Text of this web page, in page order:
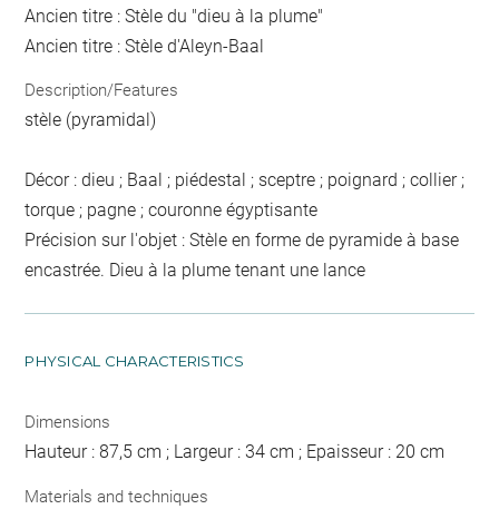
Ancien titre : Stèle du "dieu à la plume"
Ancien titre : Stèle d'Aleyn-Baal
Description/Features
stèle (pyramidal)
Décor : dieu ; Baal ; piédestal ; sceptre ; poignard ; collier ;
torque ; pagne ; couronne égyptisante
Précision sur l'objet : Stèle en forme de pyramide à base
encastrée. Dieu à la plume tenant une lance
PHYSICAL CHARACTERISTICS
Dimensions
Hauteur : 87,5 cm ; Largeur : 34 cm ; Epaisseur : 20 cm
Materials and techniques